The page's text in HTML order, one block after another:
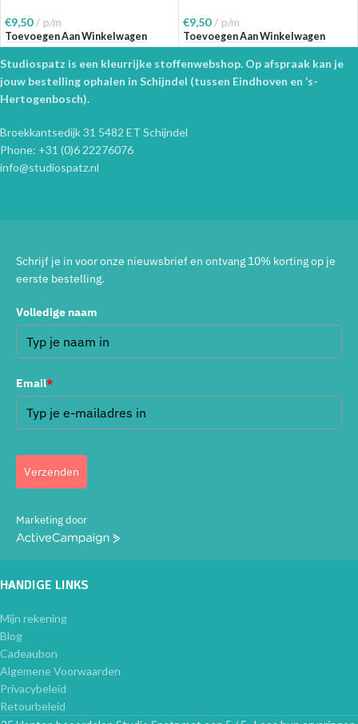
€9,50 p/m
Toevoegen Aan Winkelwagen
€9,50 p/m
Toevoegen Aan Winkelwagen
Studiospatz is een kleurrijke stoffenwebshop. Op afspraak kan je
jouw bestelling ophalen in Schijndel (tussen Eindhoven en ‘s-
Hertogenbosch).
Broekkantsedijk 31 5482 ET Schijndel
Phone: +31 (0)6 22276076
info@studiospatz.nl
Schrijf je in voor onze nieuwsbrief en ontvang 10% korting op je
eerste bestelling.
Volledige naam
Email*
Verzenden
Marketing door
ActiveCampaign
HANDIGE LINKS
Mijn rekening
Blog
Cadeaubon
Algemene Voorwaarden
Privacybeleid
Retourbeleid